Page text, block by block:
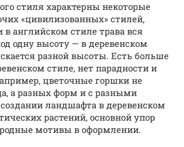
стиля характерны некоторые
«цивилизованных» стилей,
в английском стиле трава вся
одну высоту — в деревенском
разной высоты. Есть больше
стиле, нет парадности и
цветочные горшки не
а разных форм и с разными
ландшафта в деревенском
растений, основной упор
мотивы в оформлении.